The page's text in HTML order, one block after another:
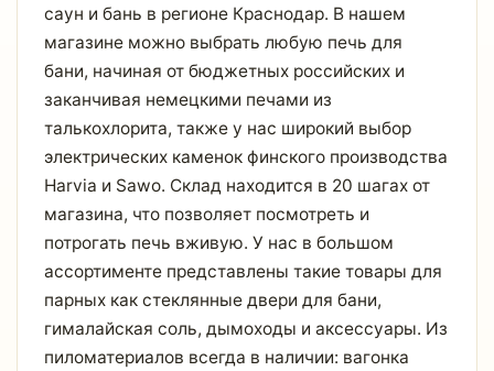
саун и бань в регионе Краснодар. В нашем
магазине можно выбрать любую печь для
бани, начиная от бюджетных российских и
заканчивая немецкими печами из
талькохлорита, также у нас широкий выбор
электрических каменок финского производства
Harvia и Sawo. Склад находится в 20 шагах от
магазина, что позволяет посмотреть и
потрогать печь вживую. У нас в большом
ассортименте представлены такие товары для
парных как стеклянные двери для бани,
гималайская соль, дымоходы и аксессуары. Из
пиломатериалов всегда в наличии: вагонка